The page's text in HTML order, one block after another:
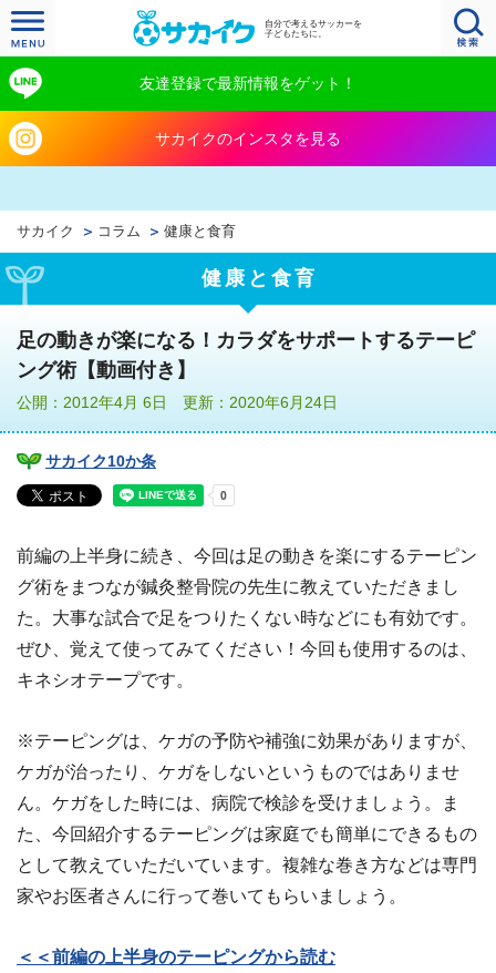
自分で考えるサッカーを
子どもたちに。
友達登録で最新情報をゲット！
サカイクのインスタを見る
サカイク コラム 健康と食育
健康と食育
足の動きが楽になる！カラダをサポートするテーピ
ング術【動画付き】
公開：2012年4月 6日 更新：2020年6月24日
サカイク10か条
前編の上半身に続き、今回は足の動きを楽にするテーピン
グ術をまつなが鍼灸整骨院の先生に教えていただきまし
た。大事な試合で足をつりたくない時などにも有効です。
ぜひ、覚えて使ってみてください！今回も使用するのは、
キネシオテープです。
※テーピングは、ケガの予防や補強に効果がありますが、
ケガが治ったり、ケガをしないというものではありませ
ん。ケガをした時には、病院で検診を受けましょう。ま
た、今回紹介するテーピングは家庭でも簡単にできるもの
として教えていただいています。複雑な巻き方などは専門
家やお医者さんに行って巻いてもらいましょう。
＜＜前編の上半身のテーピングから読む